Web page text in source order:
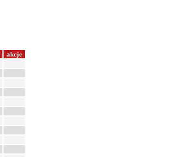
akcje